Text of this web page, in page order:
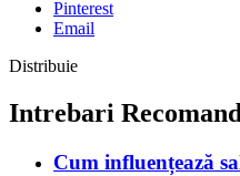
Pinterest
Email
Distribuie
Intrebari
Cum influențează